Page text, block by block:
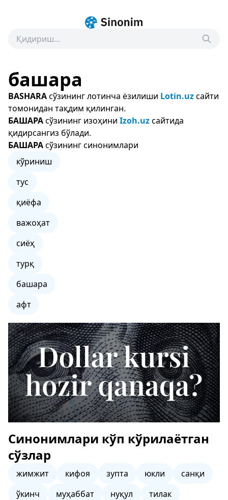
башара
BASHARAсўзининг лотинча ёзилиши Lotin.uzсайти
томонидан тақдим қилинган.
БАШАРАсўзининг изоҳини Izoh.uzсайтида
қидирсангиз бўлади.
БАШАРАсўзининг синонимлари
кўриниш
тус
қиёфа
важоҳат
сиёҳ
турқ
башара
афт
Синонимлари кўп кўрилаётган
сўзлар
жимжит кифоя зупта юкли
санқи
ўкинч
муҳаббат нуқул
тилак